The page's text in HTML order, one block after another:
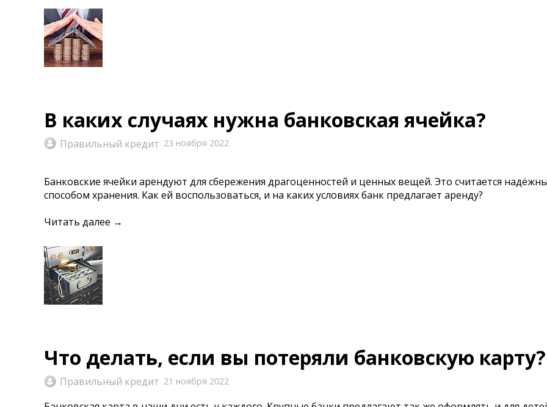
В каких случаях нужна банковская ячейка?
Правильный кредит 23 ноября 2022
Банковские ячейки арендуют для сбережения драгоценностей и ценных вещей. Это считается
способом хранения. Как ей воспользоваться, и на каких условиях банк предлагает аренду?
Читать далее →
Что делать, если вы потеряли банковскую карту?
Правильный кредит 21 ноября 2022